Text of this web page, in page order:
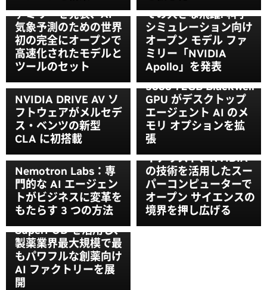
ァミリーを発表、AI
気象予測のための世界
初の完全にオープンで
高速化されたモデルと
ツールのセット
ての大きな飛躍: 科学
シミュレーション向け
オープン モデル ファ
ミリー「NVIDIA
Apollo」を発表
NVIDIA DRIVE AV ソ
フトウェアがメルセデ
ス・ベンツの新型
CLA に初搭載
一般提供開始、
NVIDIA RTX PRO
5000 72GB Blackwell
GPU がデスクトップ
エージェント AI のメ
モリ オプションを拡
張
Nemotron Labs：専
門的な AI エージェン
トがビジネスに変革を
もたらす 3 つの方法
ゴードン ベル賞ファ
イナリスト、NVIDIA
の技術を活用したスー
パーコンピューターで
オープン サイエンスの
境界を押し広げる
Lilly が NVIDIA
Blackwell 搭載の DGX
SuperPOD を活用し、
製薬業界最大規模で最
もパワフルな創薬向け
AI ファクトリーを展
開